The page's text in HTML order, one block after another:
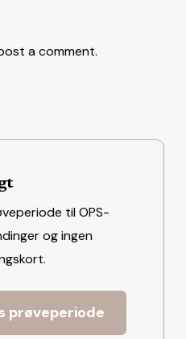
a comment.
til OPS-
og ingen
prøveperiode